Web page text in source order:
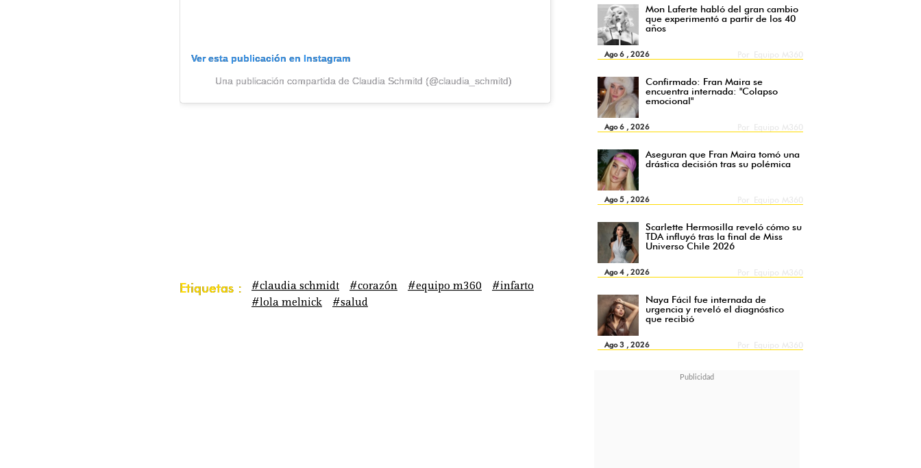
Mon Laferte habló del gran cambio
que experimentó a partir de los 40
años
Ago 6 , 2026
Confirmado: Fran Maira se
encuentra internada: "Colapso
emocional"
Ago 6 , 2026
Aseguran que Fran Maira tomó una
drástica decisión tras su polémica
Ago 5 , 2026
Scarlette Hermosilla reveló cómo su
TDA influyó tras la final de Miss
Universo Chile 2026
Ago 4 , 2026
Naya Fácil fue internada de
urgencia y reveló el diagnóstico
que recibió
Ago 3 , 2026
Ver esta publicación en Instagram
Una publicación compartida de Claudia Schmitd (@claudia_schmitd)
Etiquetas : #claudia schmidt #corazón #equipo m360
#infarto
#lola melnick
#salud